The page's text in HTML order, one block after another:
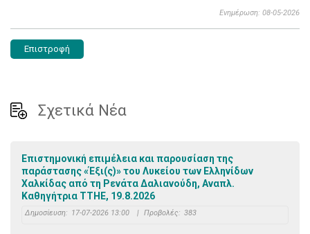
Ενημέρωση: 08-05-2026
Επιστροφή
Σχετικά Νέα
Επιστημονική επιμέλεια και παρουσίαση της
παράστασης «Έξι(ς)» του Λυκείου των Ελληνίδων
Χαλκίδας από τη Ρενάτα Δαλιανούδη, Αναπλ.
Καθηγήτρια ΤΤΗΕ, 19.8.2026
Δημοσίευση: 17-07-2026 13:00 | Προβολές: 383